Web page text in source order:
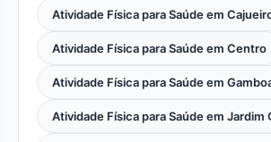
Atividade Física para Saúde em
Atividade Física para Saúde em Centro
Atividade Física para Saúde em
Atividade Física para Saúde em Jardim